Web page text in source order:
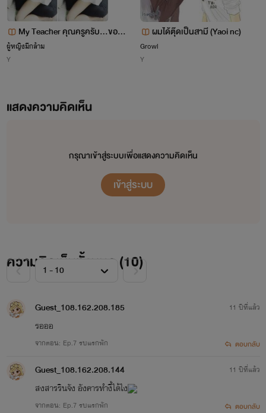
ชั้นชื่อ ลิตตี้ ชั้นว่าชั้นเพอร์เฟ็คอยู่นะ ไม่ว่าจะเรื่อง ความเก่ง
ชั้นก็สามารถทำให้พวกเค้าหลงรักฉันได้ทุกคนนั้นแหล่ะ
My Teacher คุณครูครับ...ขออ
นุญาตอ่อย
ผู้หญิงมีกล้าม
Y
ผมได้ตุ๊ดเป็นสามี (Yaoi nc)
Growl
Y
แสดงความคิดเห็น
กรุณาเข้าสู่ระบบเพื่อแสดงความคิดเห็น
เข้าสู่ระบบ
ความคิดเห็นทั้งหมด (10)
Guest_108.162.208.185
รอออ
จากตอน: Ep.7 รบแรกพัก
11 ปีที่แล้ว
ตอบกลับ
Guest_108.162.208.144
สงสารรินจัง อังคารทำงี้ได้ไง
จากตอน: Ep.7 รบแรกพัก
11 ปีที่แล้ว
ตอบกลับ